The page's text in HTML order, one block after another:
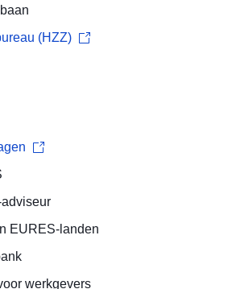
(HZZ)
EURES-landen
werkgevers